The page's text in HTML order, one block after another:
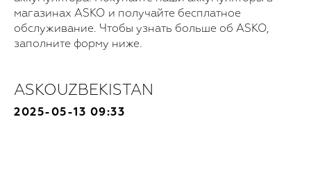
магазинах ASKO и получайте бесплатное
обслуживание. Чтобы узнать больше об ASKO,
заполните форму ниже.
ASKOUZBEKISTAN
2025-05-13 09:33